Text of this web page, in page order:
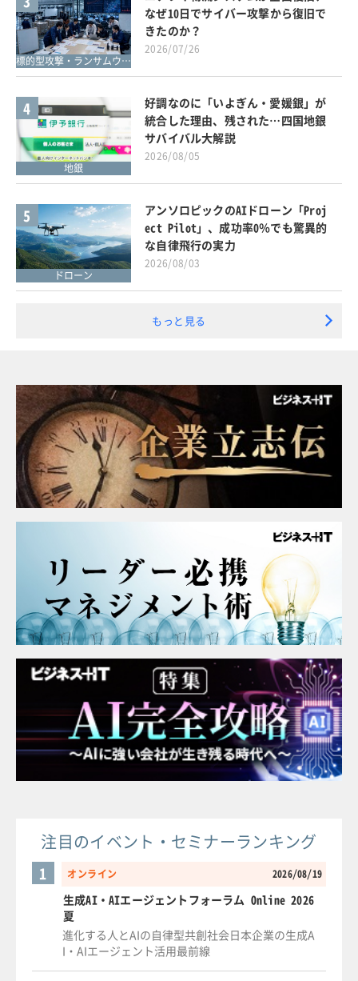
標的型攻撃・ランサムウェア対策
なぜ10日でサイバー攻撃から復旧で
きたのか？
2026/07/26
4
地銀
好調なのに「いよぎん・愛媛銀」が
統合した理由、残された…四国地銀
サバイバル大解説
2026/08/05
5
ドローン
アンソロピックのAIドローン「Proj
ect Pilot」、成功率0％でも驚異的
な自律飛行の実力
2026/08/03
もっと見る
注目のイベント・セミナーランキング
オンライン 2026/08/19
1
生成AI・AIエージェントフォーラム Online 2026
夏
進化する人とAIの自律型共創社会日本企業の生成A
I・AIエージェント活用最前線